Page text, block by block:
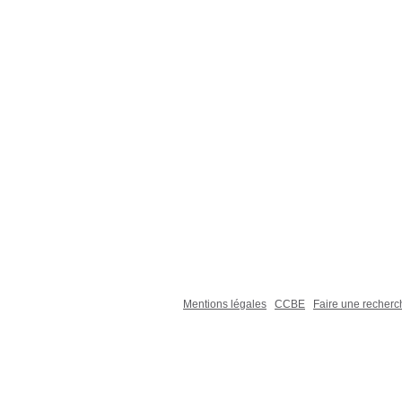
Mentions légales CCBE Faire une